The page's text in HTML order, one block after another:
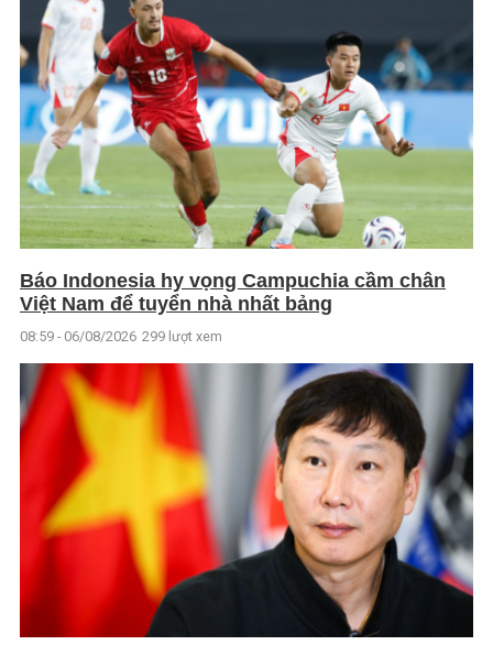
Báo Indonesia hy vọng Campuchia cầm chân
Việt Nam để tuyển nhà nhất bảng
08:59 - 06/08/2026 299 lượt xem